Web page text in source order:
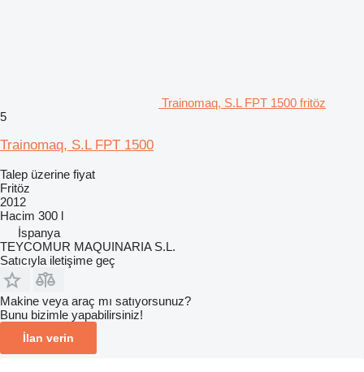
Trainomaq, S.L FPT 1500 fritöz
5
Trainomaq, S.L FPT 1500
Talep üzerine fiyat
Fritöz
2012
Hacim 300 l
İspanya
TEYCOMUR MAQUINARIA S.L.
Satıcıyla iletişime geç
Makine veya araç mı satıyorsunuz?
Bunu bizimle yapabilirsiniz!
İlan verin